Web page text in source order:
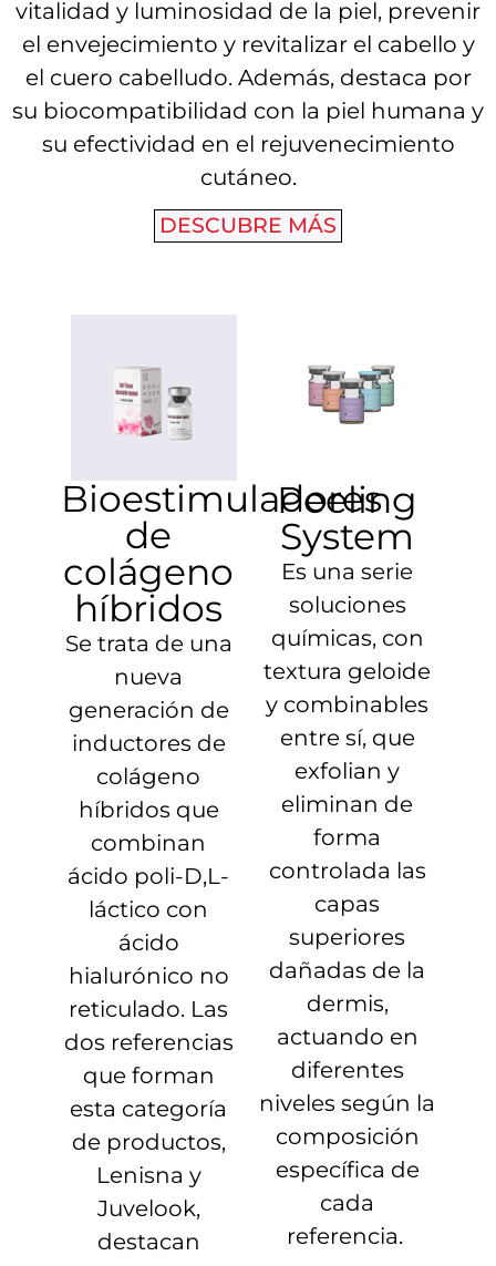
vitalidad y luminosidad de la piel, prevenir
el envejecimiento y revitalizar el cabello y
el cuero cabelludo. Además, destaca por
su biocompatibilidad con la piel humana y
su efectividad en el rejuvenecimiento
cutáneo.
DESCUBRE MÁS
Bioestimuladores
de
colágeno
híbridos
Se trata de una
nueva
generación de
inductores de
colágeno
híbridos que
combinan
ácido poli-D,L-
láctico con
ácido
hialurónico no
reticulado. Las
dos referencias
que forman
esta categoría
de productos,
Lenisna y
Juvelook,
destacan
Peeling
System
Es una serie
soluciones
químicas, con
textura geloide
y combinables
entre sí, que
exfolian y
eliminan de
forma
controlada las
capas
superiores
dañadas de la
dermis,
actuando en
diferentes
niveles según la
composición
específica de
cada
referencia.